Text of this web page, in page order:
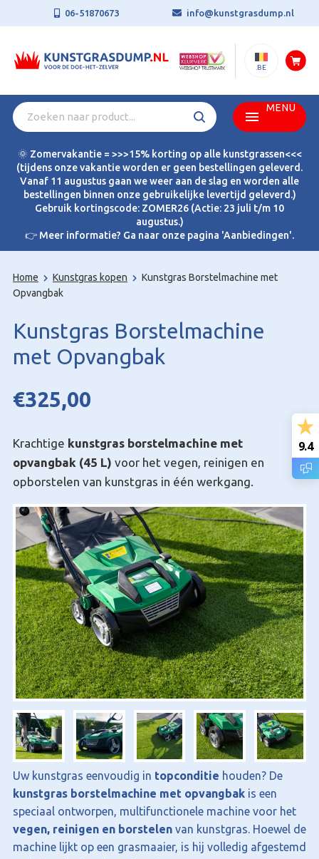
06-51870673 info@kunstgrasdump.nl
.BE
MENU
🌞 Zomervakantie = >>>15% korting op alle kunstgrassen<<<
(tijdens onze vakantie worden er geen bestellingen geleverd.
Vanaf 11 augustus gaan we weer aan de slag en worden alle
bestellingen binnen onze gebruikelijke levertijd geleverd.)
Gebruik kortingscode: ZOMER26 (Actie: 23 juli t/m 10
augustus.)
👉 Meer informatie? Ga naar onze pagina 'Aanbiedingen'.
Home Kunstgras kopen
Kunstgras Borstelmachine met
Opvangbak
Kunstgras Borstelmachine
met Opvangbak
€325,00
Krachtige kunstgras borstelmachine met
opvangbak (45 L) voor het vegen, reinigen en
opborstelen van kunstgras in één werkgang.
Uw kunstgras eenvoudig in topconditie houden? De
kunstgras borstelmachine met opvangbak is een
speciaal ontworpen, multifunctionele machine voor het
vegen, reinigen en borstelen van kunstgras. Hoewel de
machine lijkt op een grasmaaier, is hij volledig afgestemd
9.4